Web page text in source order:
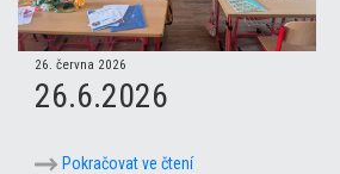
26. června 2026
26.6.2026
Pokračovat ve čtení